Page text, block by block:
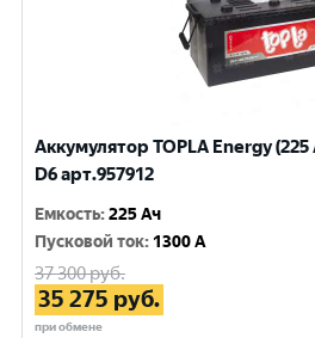
Аккумулятор TOPLA Energy
D6 арт.957912
Емкость:225 Ач
Пусковой ток: 1300 A
37 300руб.
35 275 руб.
при обмене